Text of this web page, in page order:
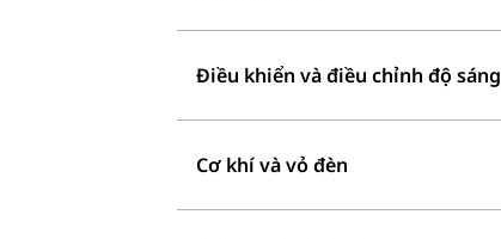
Điều khiển và điều chỉnh độ sáng
Cơ khí và vỏ đèn